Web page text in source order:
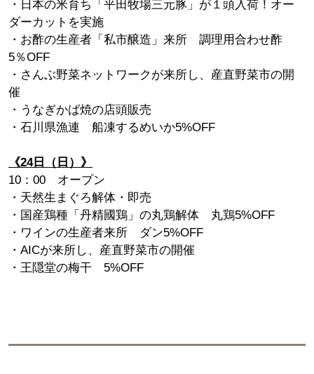
・日本の米育ち「平田牧場三元豚」が１頭入荷！オー
ダーカットを実施
・お酢の生産者「私市醸造」来所 調理用合わせ酢
5％OFF
・ さんぶ野菜ネットワーク が来所し、産直野菜市の開
催
・うなぎかば焼の店頭販売
・石川県漁連 船凍するめいか5%OFF
《24日（日）》
10 ：00 オープン
・天然生まぐろ解体・即売
・国産鶏種「丹精國鶏」の丸鶏解体 丸鶏5%OFF
・ワインの生産者来所 ダン5%OFF
・AICが来所し、産直野菜市の開催
・王隠堂の梅干 5%OFF